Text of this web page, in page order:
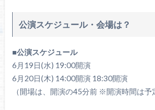
公演スケジュール・会場は？
■公演スケジュール
6月19日(水) 19:00開演
6月20日(木) 14:00開演 18:30開演
（開場は、開演の45分前 ※開演時間は予